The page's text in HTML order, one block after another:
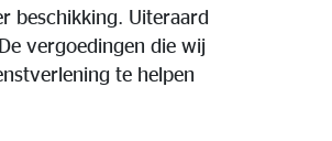
beschikking. Uiteraard
vergoedingen die wij
te helpen